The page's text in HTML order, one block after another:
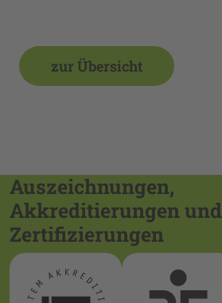
zur Übersicht
Auszeichnungen,
Akkreditierungen und
Zertifizierungen